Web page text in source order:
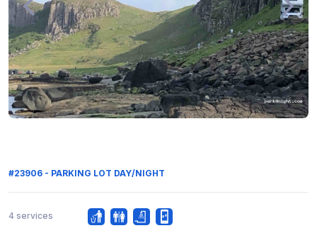
#23906 - PARKING LOT DAY/NIGHT
4 services